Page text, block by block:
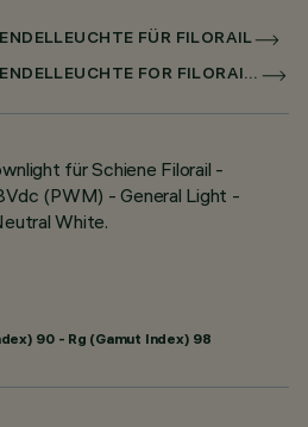
FÜR FILORAIL
LIBERA STAND-ALONE PENDELLEUCHTE FOR FILORAIL DALI BROADCAST
für Schiene Filorail -
(PWM) - General Light -
White.
90 - Rg (Gamut Index) 98